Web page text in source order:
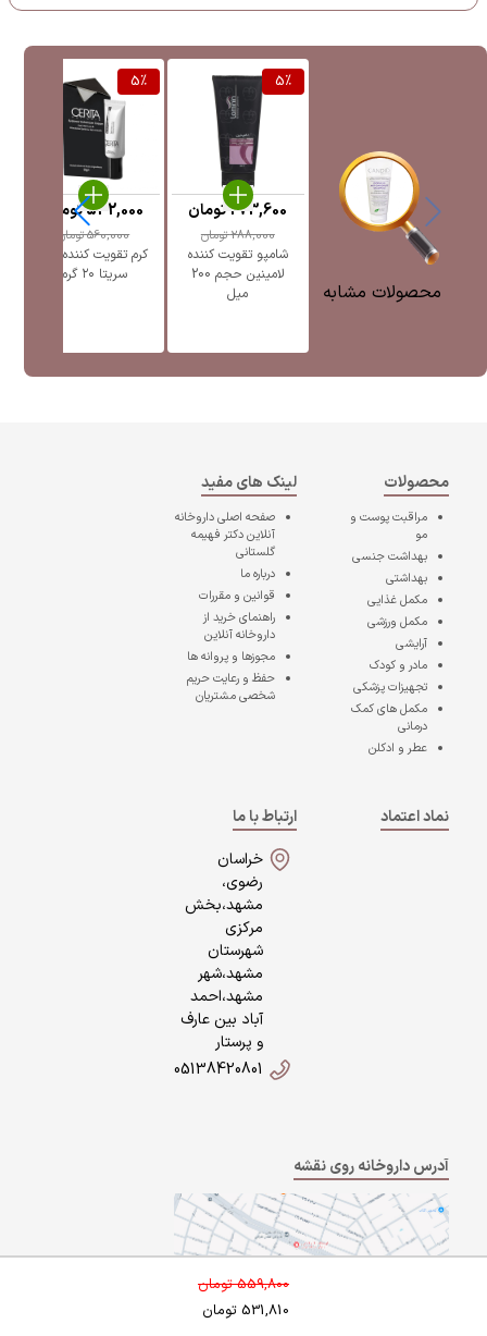
محصولات مشابه
5%
شامپو تقویت کننده
لامینین حجم 200
میل
288,000تومان
273,600تومان
5%
کرم تقویت کننده ابرو
سریتا ۲۰ گرم
560,000تومان
532,000تومان
559,800 تومان
531,810 تومان
محصولات
مراقبت پوست و
مو
بهداشت جنسی
بهداشتی
مکمل غذایی
مکمل ورزشی
آرایشی
مادر و کودک
تجهیزات پزشکی
مکمل های کمک
درمانی
عطر و ادکلن
لینک های مفید
صفحه اصلیداروخانه
آنلاین دکتر فهیمه
گلستانی
درباره ما
قوانین و مقررات
راهنمای خرید از
داروخانه آنلاین
مجوزها و پروانه ها
حفظ و رعایت حریم
شخصی مشتریان
نماد اعتماد
ارتباط با ما
خراسان
رضوی،
مشهد،بخش
مرکزی
شهرستان
مشهد،شهر
مشهد،احمد
آباد بین عارف
و پرستار
05138420801
آدرس داروخانه روی نقشه